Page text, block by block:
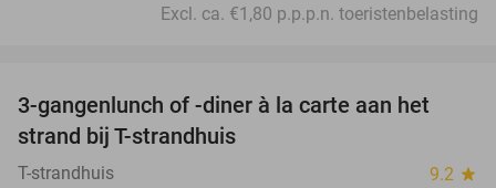
Excl. ca. €1,80 p.p.p.n. toeristenbelasting
30%
3-gangenlunch of -diner à la carte aan het
strand bij T-strandhuis
T-strandhuis 9.2 star